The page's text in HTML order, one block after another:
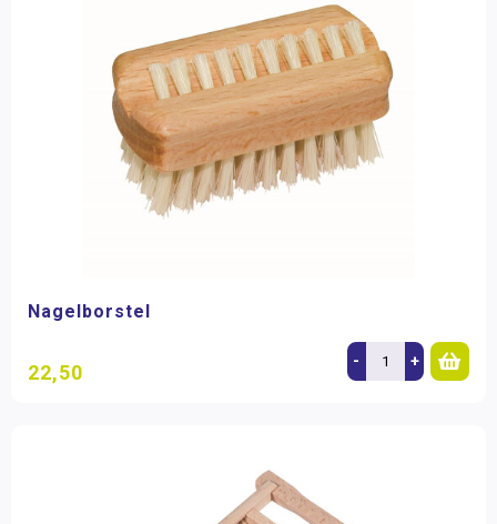
Nagelborstel
22,50 - +